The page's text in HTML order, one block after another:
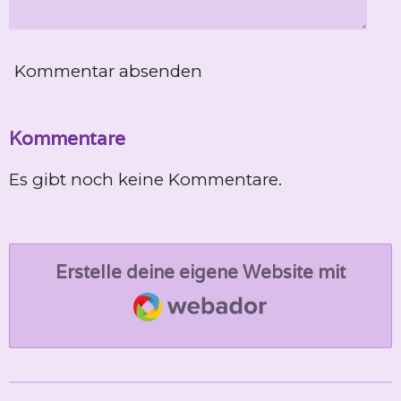
Kommentar absenden
Kommentare
Es gibt noch keine Kommentare.
Erstelle deine eigene Website mit
Webador